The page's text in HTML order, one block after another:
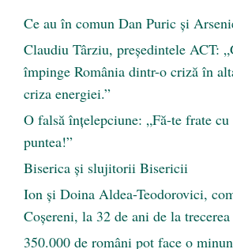
Ce au în comun Dan Puric şi
Claudiu Târziu, președintele ACT:
împinge România dintr-o criză în
criza energiei.”
O falsă înțelepciune: „Fă-te frate
puntea!”
Biserica și slujitorii Bisericii
Ion și Doina Aldea-Teodorovici,
Coșereni, la 32 de ani de la
350.000 de români pot face o